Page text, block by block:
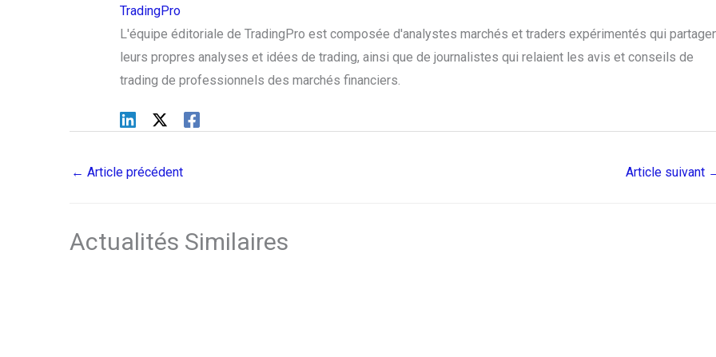
TradingPro
L'équipe éditoriale de TradingPro est composée d'analystes marchés et traders expérimentés qui
leurs propres analyses et idées de trading, ainsi que de journalistes qui relaient les avis et conseils de
trading de professionnels des marchés financiers.
← Article précédent Article suivant
Actualités Similaires